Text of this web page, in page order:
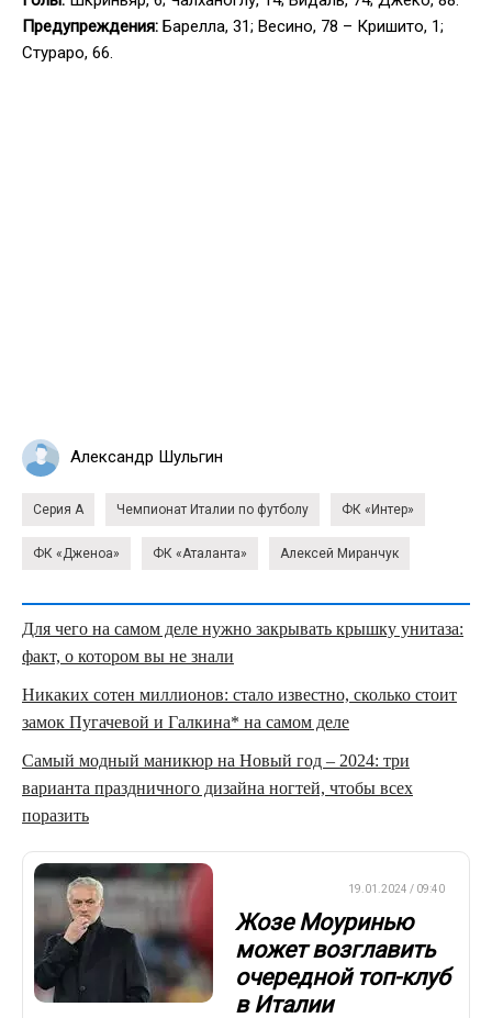
Предупреждения: Барелла, 31; Весино, 78 – Кришито, 1;
Стураро, 66.
Александр Шульгин
Серия А Чемпионат Италии по футболу ФК «Интер»
ФК «Дженоа» ФК «Аталанта» Алексей Миранчук
Для чего на самом деле нужно закрывать крышку унитаза:
факт, о котором вы не знали
Никаких сотен миллионов: стало известно, сколько стоит
замок Пугачевой и Галкина* на самом деле
Самый модный маникюр на Новый год – 2024: три
варианта праздничного дизайна ногтей, чтобы всех
поразить
19.01.2024 / 09:40
Жозе Моуринью
может возглавить
очередной топ-клуб
в Италии